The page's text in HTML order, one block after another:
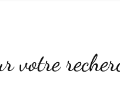
votre